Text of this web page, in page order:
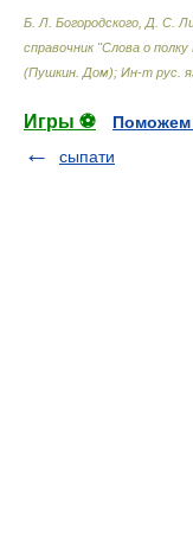
Б. Л. Богородского, Д. С.
справочник "Слова о
(Пушкин. Дом); Ин-т рус.
Игры ⚽
Поможем
сыпати